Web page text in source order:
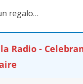
regalo…
Radio -